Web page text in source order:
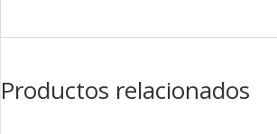
Productos relacionados